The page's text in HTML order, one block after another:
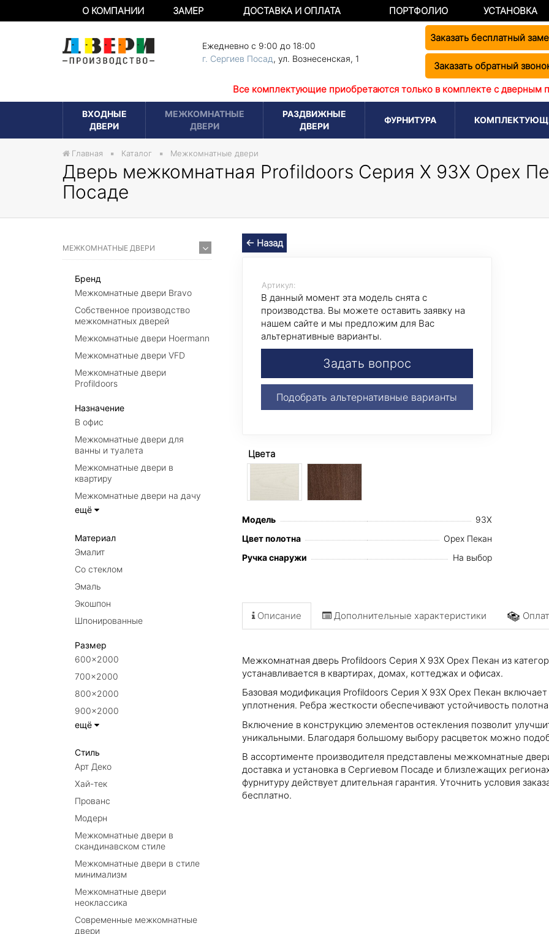
О КОМПАНИИ ЗАМЕР ДОСТАВКА И ОПЛАТА ПОРТФОЛИО УСТАНОВКА
Ежедневно с 9:00 до 18:00
г. Сергиев Посад, ул. Вознесенская, 1
Заказать бесплатный
Заказать обратный
Все комплектующие приобретаются только в комплекте с дверным
ВХОДНЫЕ
ДВЕРИ
МЕЖКОМНАТНЫЕ
ДВЕРИ
РАЗДВИЖНЫЕ
ДВЕРИ
ФУРНИТУРА
Главная Каталог Межкомнатные двери
Дверь межкомнатная Profildoors Серия X 93X Орех
Посаде
МЕЖКОМНАТНЫЕ ДВЕРИ
Бренд
Межкомнатные двери Bravo
Собственное производство
межкомнатных дверей
Межкомнатные двери Hoermann
Межкомнатные двери VFD
Межкомнатные двери
Profildoors
Назначение
В офис
Межкомнатные двери для
ванны и туалета
Межкомнатные двери в
квартиру
Межкомнатные двери на дачу
ещё
Материал
Эмалит
Со стеклом
Эмаль
Экошпон
Шпонированные
Размер
600×2000
700×2000
800×2000
900×2000
ещё
Стиль
Арт Деко
Хай-тек
Прованс
Модерн
Межкомнатные двери в
скандинавском стиле
Межкомнатные двери в стиле
минимализм
Межкомнатные двери
неоклассика
Современные межкомнатные
двери
← Назад
Артикул:
В данный момент эта модель снята с
производства. Вы можете оставить заявку на
нашем сайте и мы предложим для Вас
альтернативные варианты.
Задать вопрос
Подобрать альтернативные варианты
Цвета
Модель
93X
Цвет полотна
Орех Пекан
Ручка снаружи
На выбор
Описание Дополнительные характеристики
Межкомнатная дверь Profildoors Серия X 93X Орех Пекан из
устанавливается в квартирах, домах, коттеджах и офисах.
Базовая модификация Profildoors Серия X 93X Орех Пекан
уплотнения. Ребра жесткости обеспечивают устойчивость
Включение в конструкцию элементов остекления позволит
уникальными. Благодаря большому выбору расцветок можно
В ассортименте производителя представлены межкомнатные
доставка и установка в Сергиевом Посаде и близлежащих
фурнитуру действует длительная гарантия. Уточнить условия
бесплатно.